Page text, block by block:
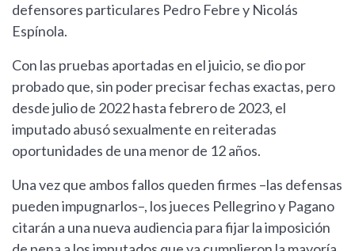
defensores particulares Pedro Febre y Nicolás
Espínola.
Con las pruebas aportadas en el juicio, se dio por
probado que, sin poder precisar fechas exactas, pero
desde julio de 2022 hasta febrero de 2023, el
imputado abusó sexualmente en reiteradas
oportunidades de una menor de 12 años.
Una vez que ambos fallos queden firmes –las defensas
pueden impugnarlos–, los jueces Pellegrino y Pagano
citarán a una nueva audiencia para fijar la imposición